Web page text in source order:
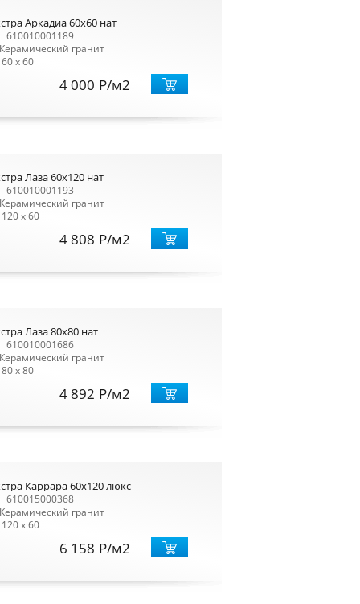
Аркадиа 60х60 нат
610010001189
Керамический гранит
60 x 60
4 000 Р/м2
Лаза 60x120 нат
610010001193
Керамический гранит
120 x 60
4 808 Р/м2
Лаза 80x80 нат
610010001686
Керамический гранит
80 x 80
4 892 Р/м2
Каррара 60x120 люкс
610015000368
Керамический гранит
120 x 60
6 158 Р/м2